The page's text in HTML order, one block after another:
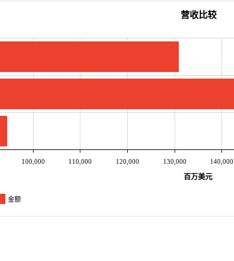
100,000 110,000 120,000 130,000 140,000
百万美元
营收比较
金额